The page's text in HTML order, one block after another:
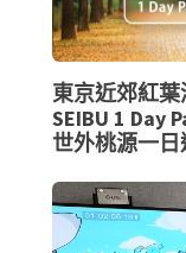
東京近郊紅
SEIBU 1 Day
世外桃源一日